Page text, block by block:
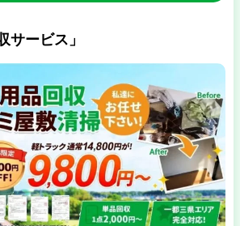
サービス」